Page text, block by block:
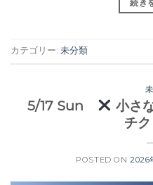
続き
カテゴリー: 未分類
5/17 Sun
小さ
チ
POSTED ON 2026